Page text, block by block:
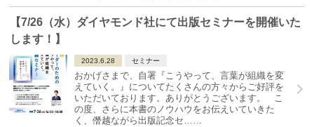
【7/26（水）ダイヤモンド社にて出版セミナーを開催いた
します！】
2023.6.28 セミナー
おかげさまで、自署『こうやって、言葉が組織を変
えていく。』についてたくさんの方々からご好評を
いただいております。ありがとうございます。 こ
の度、さらに本書のノウハウをお伝えいていきた
く、僭越ながら出版記念セ……